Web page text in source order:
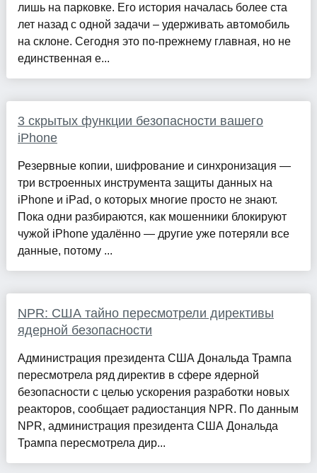
лишь на парковке. Его история началась более ста
лет назад с одной задачи – удерживать автомобиль
на склоне. Сегодня это по-прежнему главная, но не
единственная е...
3 скрытых функции безопасности вашего
iPhone
Резервные копии, шифрование и синхронизация —
три встроенных инструмента защиты данных на
iPhone и iPad, о которых многие просто не знают.
Пока одни разбираются, как мошенники блокируют
чужой iPhone удалённо — другие уже потеряли все
данные, потому ...
NPR: США тайно пересмотрели директивы
ядерной безопасности
Администрация президента США Дональда Трампа
пересмотрела ряд директив в сфере ядерной
безопасности с целью ускорения разработки новых
реакторов, сообщает радиостанция NPR. По данным
NPR, администрация президента США Дональда
Трампа пересмотрела дир...